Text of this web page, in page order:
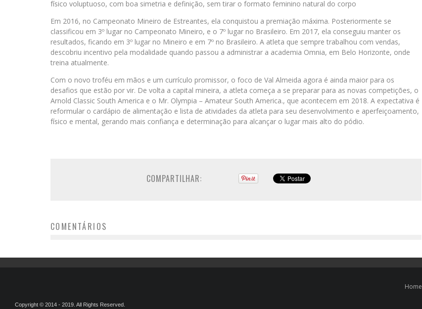
físico voluptuoso, com boa simetria e definição, sem tirar o formato feminino natural do corpo
Em 2016, no Campeonato Mineiro de Estreantes, ela conquistou a premiação máxima. Posteriormente se
classificou em 3º lugar no Campeonato Mineiro, e o 7º lugar no Brasileiro. Em 2017, ela conseguiu manter os
resultados, ficando em 3º lugar no Mineiro e em 7º no Brasileiro. A atleta que sempre trabalhou com vendas,
descobriu incentivo pela modalidade quando passou a administrar a academia Omnia, em Belo Horizonte, onde
treina atualmente.
Com o novo troféu em mãos e um currículo promissor, o foco de Val Almeida agora é ainda maior para os
desafios que estão por vir. De volta a capital mineira, a atleta começa a se preparar para as novas competições, o
Arnold Classic South America e o Mr. Olympia – Amateur South America., que acontecem em 2018. A expectativa é
reformular o cardápio de alimentação e lista de atividades da atleta para seu desenvolvimento e aperfeiçoamento,
físico e mental, gerando mais confiança e determinação para alcançar o lugar mais alto do pódio.
COMPARTILHAR:
COMENTÁRIOS
Home
Copyright © 2014 - 2019. All Rights Reserved.